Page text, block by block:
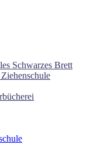
Schwarzes Brett